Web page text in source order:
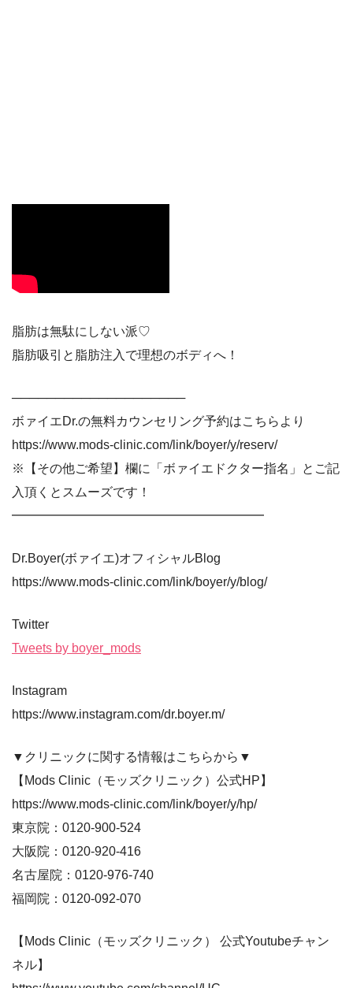
脂肪は無駄にしない派♡
脂肪吸引と脂肪注入で理想のボディへ！
────────────────────
ボァイエDr.の無料カウンセリング予約はこちらより
https://www.mods-clinic.com/link/boyer/y/reserv/
※【その他ご希望】欄に「ボァイエドクター指名」とご記
入頂くとスムーズです！
━━━━━━━━━━━━━━━━━━━━
Dr.Boyer(ボァイエ)オフィシャルBlog
https://www.mods-clinic.com/link/boyer/y/blog/
Twitter
Tweets by boyer_mods
Instagram
https://www.instagram.com/dr.boyer.m/
▼クリニックに関する情報はこちらから▼
【Mods Clinic（モッズクリニック）公式HP】
https://www.mods-clinic.com/link/boyer/y/hp/
東京院：0120-900-524
大阪院：0120-920-416⁠⠀
名古屋院：0120-976-740
福岡院：0120-092-070
【Mods Clinic（モッズクリニック） 公式Youtubeチャン
ネル】